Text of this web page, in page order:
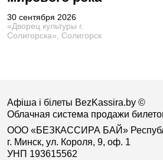
30 сентября 2026
«Дворец культуры г.
Солигорска», Солигорск
Афіша і білеты BezKassira.by ©
Облачная система продажи
ООО «БЕЗКАССИРА БАЙ»
г. Минск, ул. Короля, 9, оф. 1
УНП 193615562